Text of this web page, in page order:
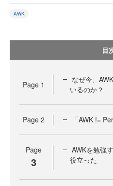
AWK
目
Page 1
なぜ今、
いるのか？
Page 2 「AWK !=
Page
3
AWKを勉強
役立った